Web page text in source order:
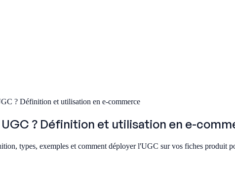
? Définition et utilisation en e-commerce
? Définition et utilisation en e-
types, exemples et comment déployer l'UGC sur vos fiches produit